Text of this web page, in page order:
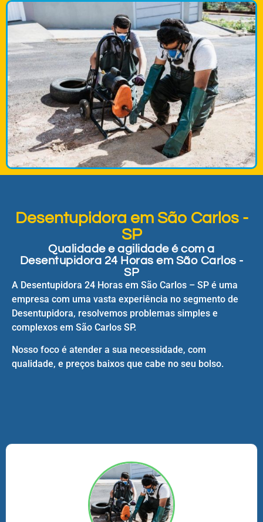
Desentupidora em São Carlos -
SP
Qualidade e agilidade é com a
Desentupidora 24 Horas em São Carlos -
SP
A Desentupidora 24 Horas em São Carlos – SP é uma
empresa com uma vasta experiência no segmento de
Desentupidora, resolvemos problemas simples e
complexos em São Carlos SP.
Nosso foco é atender a sua necessidade, com
qualidade, e preços baixos que cabe no seu bolso.